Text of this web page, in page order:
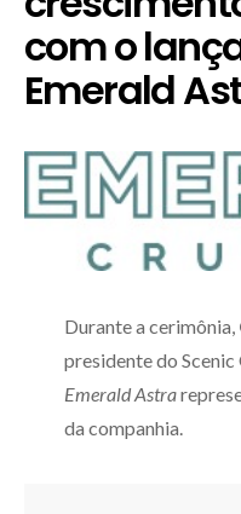
com o
Emerald
Durante a cerimônia,
presidente do
Emerald Astra
da companhia.